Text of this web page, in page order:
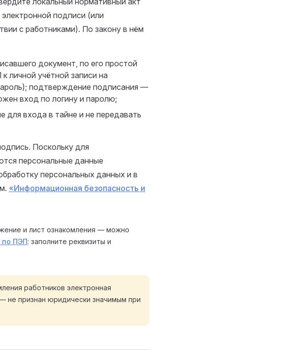
подписи (или
с работниками). По закону в нём
документ, по его простой
личной учётной записи на
подтверждение подписания —
вход по логину и паролю;
для входа в тайне и не передавать
Поскольку для
персональные данные
персональных данных и в
«Информационная безопасность и
и лист ознакомления — можно
по ПЭП: заполните реквизиты и
работников электронная
не признан юридически значимым при